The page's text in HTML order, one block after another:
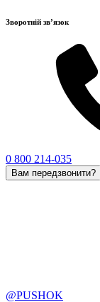
Зворотній зв’язок
0 800 214-035
Вам передзвонити?
@PUSHOK